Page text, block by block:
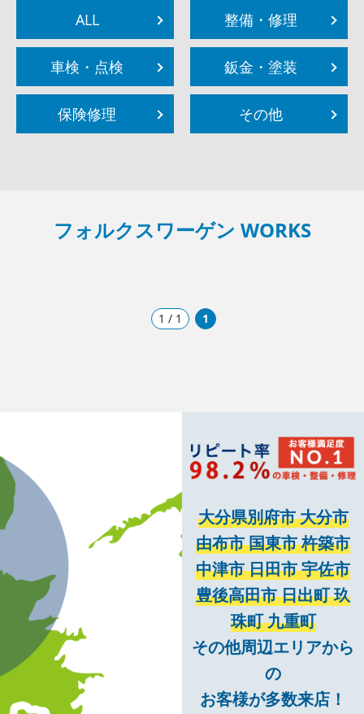
ALL 整備・修理
車検・点検 鈑金・塗装
保険修理 その他
フォルクスワーゲン WORKS
1 / 1 1
大分県別府市 大分市
由布市 国東市 杵築市
中津市 日田市 宇佐市
豊後高田市 日出町 玖
珠町 九重町
その他周辺エリアから
の
お客様が多数来店！